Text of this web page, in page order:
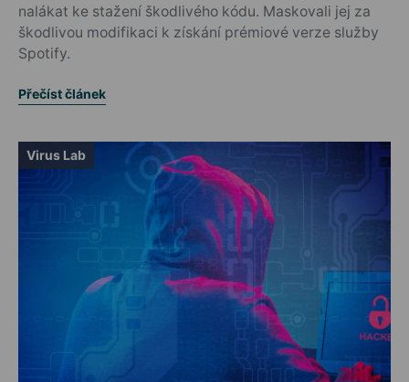
nalákat ke stažení škodlivého kódu. Maskovali jej za
škodlivou modifikaci k získání prémiové verze služby
Spotify.
Přečíst článek
Virus Lab